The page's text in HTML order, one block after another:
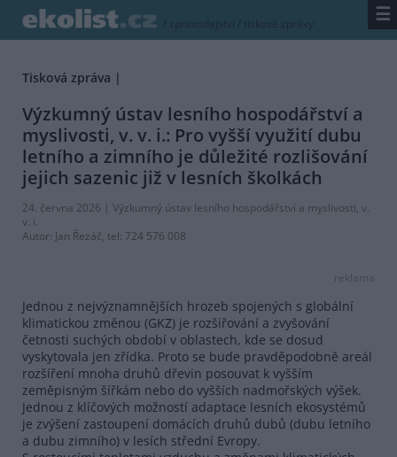
/ zpravodajství / tiskové zprávy ☰
Tisková zpráva |
Výzkumný ústav lesního hospodářství a
myslivosti, v. v. i.: Pro vyšší využití dubu
letního a zimního je důležité rozlišování
jejich sazenic již v lesních školkách
24. června 2026 | Výzkumný ústav lesního hospodářství a myslivosti, v.
v. i.
Autor: Jan Řezáč, tel: 724 576 008
reklama
Jednou z nejvýznamnějších hrozeb spojených s globální
klimatickou změnou (GKZ) je rozšiřování a zvyšování
četnosti suchých období v oblastech, kde se dosud
vyskytovala jen zřídka. Proto se bude pravděpodobně areál
rozšíření mnoha druhů dřevin posouvat k vyšším
zeměpisným šířkám nebo do vyšších nadmořských výšek.
Jednou z klíčových možností adaptace lesních ekosystémů
je zvýšení zastoupení domácích druhů dubů (dubu letního
a dubu zimního) v lesích střední Evropy.